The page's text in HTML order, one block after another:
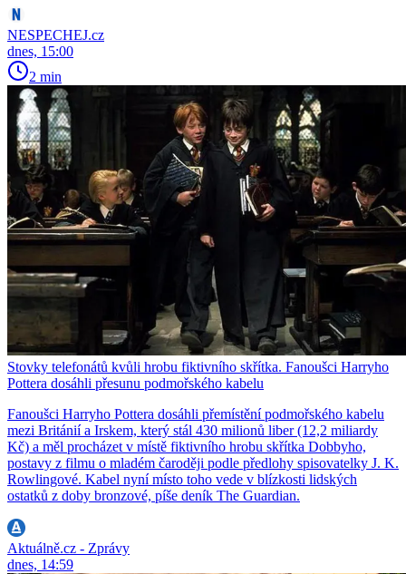
NESPECHEJ.cz
dnes, 15:00
2 min
Stovky telefonátů kvůli hrobu fiktivního skřítka. Fanoušci Harryho
Pottera dosáhli přesunu podmořského kabelu
Fanoušci Harryho Pottera dosáhli přemístění podmořského kabelu
mezi Británií a Irskem, který stál 430 milionů liber (12,2 miliardy
Kč) a měl procházet v místě fiktivního hrobu skřítka Dobbyho,
postavy z filmu o mladém čaroději podle předlohy spisovatelky J. K.
Rowlingové. Kabel nyní místo toho vede v blízkosti lidských
ostatků z doby bronzové, píše deník The Guardian.
Aktuálně.cz - Zprávy
dnes, 14:59